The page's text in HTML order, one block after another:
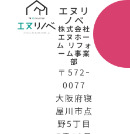
エヌリ
ノベ
株式会社
エヌホー
ム リフォ
ーム事業
部
〒572ｰ
0077
大阪府寝
屋川市点
野5丁目